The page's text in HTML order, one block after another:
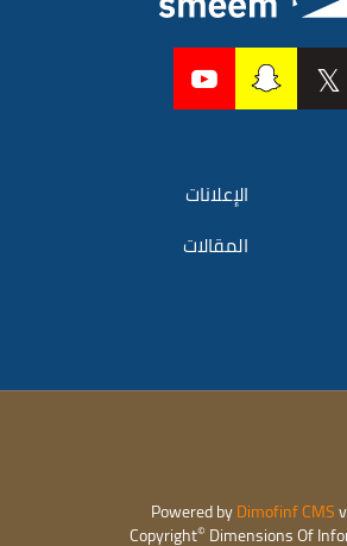
الإعلانات
المقالات
Powered byDimofinf CMS
Copyright© Dimensions Of